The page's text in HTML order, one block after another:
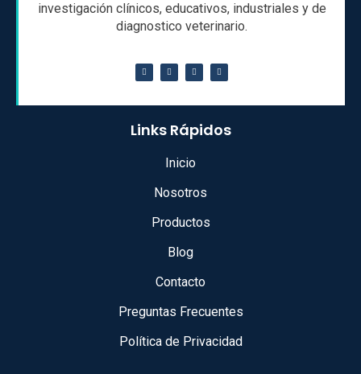
investigación clínicos, educativos, industriales y de
diagnostico veterinario.
Links Rápidos
Inicio
Nosotros
Productos
Blog
Contacto
Preguntas Frecuentes
Política de Privacidad